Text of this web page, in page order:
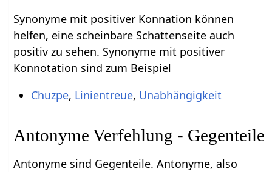
Synonyme mit positiver Konnation können
helfen, eine scheinbare Schattenseite auch
positiv zu sehen. Synonyme mit positiver
Konnotation sind zum Beispiel
Chuzpe, Linientreue, Unabhängigkeit
Antonyme Verfehlung - Gegenteile
Antonyme sind Gegenteile. Antonyme, also